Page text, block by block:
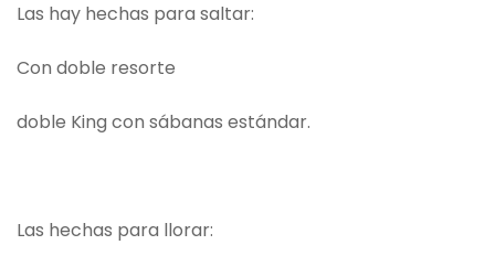
Las hay hechas para saltar:
Con doble resorte
doble King con sábanas estándar.
Las hechas para llorar: